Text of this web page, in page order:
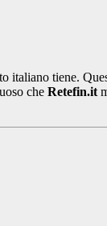
tiene.
che Retefin.it